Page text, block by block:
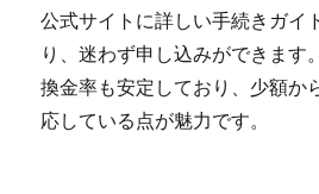
公式サイトに詳しい手続きガイ
り、迷わず申し込みができます。
換金率も安定しており、少額か
応している点が魅力です。